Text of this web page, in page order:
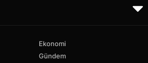
Ekonomi
Gündem